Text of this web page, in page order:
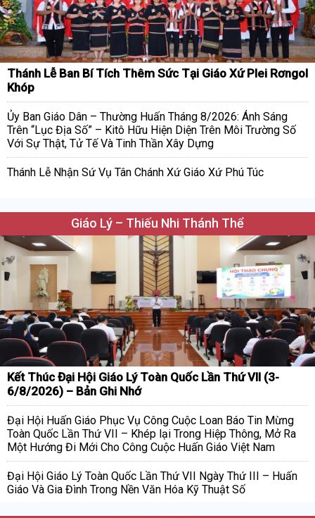
Thánh Lễ Ban Bí Tích Thêm Sức Tại Giáo Xứ Plei Rơngol
Khóp
Ủy Ban Giáo Dân – Thường Huấn Tháng 8/2026: Ánh Sáng
Trên “Lục Địa Số” – Kitô Hữu Hiện Diện Trên Môi Trường Số
Với Sự Thật, Tử Tế Và Tinh Thần Xây Dựng
Thánh Lễ Nhận Sứ Vụ Tân Chánh Xứ Giáo Xứ Phú Túc
Giáo Lý – Thiếu Nhi Thánh Thể
Kết Thúc Đại Hội Giáo Lý Toàn Quốc Lần Thứ VII (3-
6/8/2026) – Bản Ghi Nhớ
Đại Hội Huấn Giáo Phục Vụ Công Cuộc Loan Báo Tin Mừng
Toàn Quốc Lần Thứ VII – Khép lại Trong Hiệp Thông, Mở Ra
Một Hướng Đi Mới Cho Công Cuộc Huấn Giáo Việt Nam
Đại Hội Giáo Lý Toàn Quốc Lần Thứ VII Ngày Thứ III – Huấn
Giáo Và Gia Đình Trong Nền Văn Hóa Kỹ Thuật Số